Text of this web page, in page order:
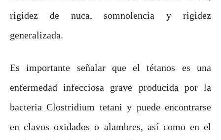
rigidez de nuca, somnolencia y rigidez
generalizada.
Es importante señalar que el tétanos es una
enfermedad infecciosa grave producida por la
bacteria Clostridium tetani y puede encontrarse
en clavos oxidados o alambres, así como en el